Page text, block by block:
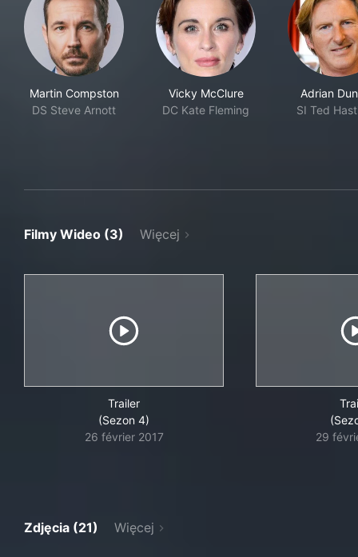
Martin Compston
DS Steve Arnott
Vicky McClure
DC Kate Fleming
Adrian
SI Ted
Filmy Wideo (3) Więcej
Trailer
(Sezon 4)
26 février 2017
29
Zdjęcia (21) Więcej